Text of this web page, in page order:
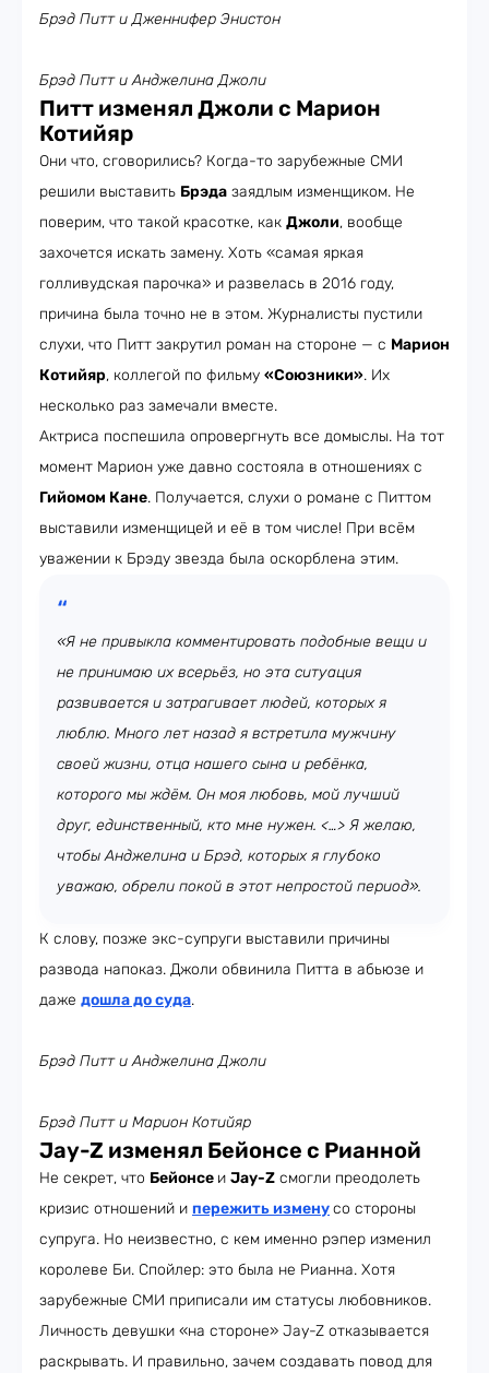
Брэд Питт и Дженнифер Энистон
Брэд Питт и Анджелина Джоли
Питт изменял Джоли с Марион
Котийяр
Они что, сговорились? Когда-то зарубежные СМИ
решили выставить Брэда заядлым изменщиком. Не
поверим, что такой красотке, как Джоли, вообще
захочется искать замену. Хоть «самая яркая
голливудская парочка» и развелась в 2016 году,
причина была точно не в этом. Журналисты пустили
слухи, что Питт закрутил роман на стороне — с Марион
Котийяр, коллегой по фильму «Союзники». Их
несколько раз замечали вместе.
Актриса поспешила опровергнуть все домыслы. На тот
момент Марион уже давно состояла в отношениях с
Гийомом Кане. Получается, слухи о романе с Питтом
выставили изменщицей и её в том числе! При всём
уважении к Брэду звезда была оскорблена этим.
«Я не привыкла комментировать подобные вещи и
не принимаю их всерьёз, но эта ситуация
развивается и затрагивает людей, которых я
люблю. Много лет назад я встретила мужчину
своей жизни, отца нашего сына и ребёнка,
которого мы ждём. Он моя любовь, мой лучший
друг, единственный, кто мне нужен. <…> Я желаю,
чтобы Анджелина и Брэд, которых я глубоко
уважаю, обрели покой в этот непростой период».
К слову, позже экс-супруги выставили причины
развода напоказ. Джоли обвинила Питта в абьюзе и
даже дошла до суда.
Брэд Питт и Анджелина Джоли
Брэд Питт и Марион Котийяр
Jay-Z изменял Бейонсе с Рианной
Не секрет, что Бейонсе и Jay-Z смогли преодолеть
кризис отношений и пережить изменусо стороны
супруга. Но неизвестно, с кем именно рэпер изменил
королеве Би. Спойлер: это была не Рианна. Хотя
зарубежные СМИ приписали им статусы любовников.
Личность девушки «на стороне» Jay-Z отказывается
раскрывать. И правильно, зачем создавать повод для